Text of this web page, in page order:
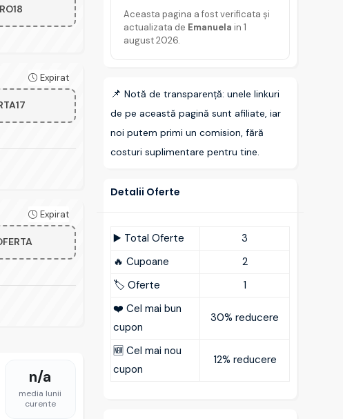
Expirat
Expirat
n/a
media lunii
curente
Aceasta pagina a fost verificata și
actualizata de Emanuela in 1
august 2026.
📌 Notă de transparență: unele linkuri
de pe această pagină sunt afiliate, iar
noi putem primi un comision, fără
costuri suplimentare pentru tine.
Detalii Oferte
▶️ Total Oferte
3
🔥 Cupoane
2
🏷️ Oferte
1
❤️ Cel mai bun
cupon
30% reducere
🆕 Cel mai nou
cupon
12% reducere